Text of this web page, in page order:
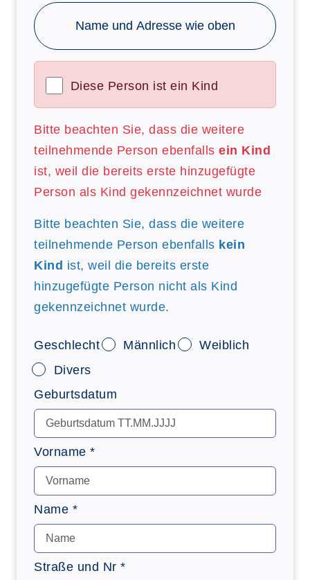
Name und Adresse wie oben
Diese Person ist ein Kind
Bitte beachten Sie, dass die weitere
teilnehmende Person ebenfalls ein Kind
ist, weil die bereits erste hinzugefügte
Person als Kind gekennzeichnet wurde
Bitte beachten Sie, dass die weitere
teilnehmende Person ebenfalls kein
Kind ist, weil die bereits erste
hinzugefügte Person nicht als Kind
gekennzeichnet wurde.
Geschlecht Männlich
Weiblich
Divers
Geburtsdatum
Vorname *
Name *
Straße und Nr *